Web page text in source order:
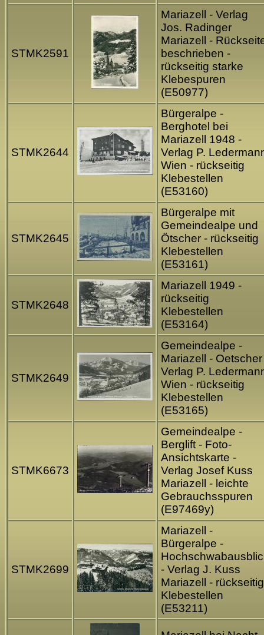
STMK2591
Mariazell - Verlag
Jos. Radinger
Mariazell -
beschrieben -
rückseitig starke
Klebespuren
(E50977)
STMK2644
Bürgeralpe -
Berghotel bei
Mariazell 1948 -
Verlag P.
Wien - rückseitig
Klebestellen
(E53160)
STMK2645
Bürgeralpe mit
Gemeindealpe und
Ötscher - rückseitig
Klebestellen
(E53161)
STMK2648
Mariazell 1949 -
rückseitig
Klebestellen
(E53164)
STMK2649
Gemeindealpe -
Mariazell - Oetscher
Verlag P.
Wien - rückseitig
Klebestellen
(E53165)
STMK6673
Gemeindealpe -
Berglift - Foto-
Ansichtskarte -
Verlag Josef Kuss
Mariazell - leichte
Gebrauchsspuren
(E97469y)
STMK2699
Mariazell -
Bürgeralpe -
- Verlag J. Kuss
Mariazell - rückseitig
Klebestellen
(E53211)